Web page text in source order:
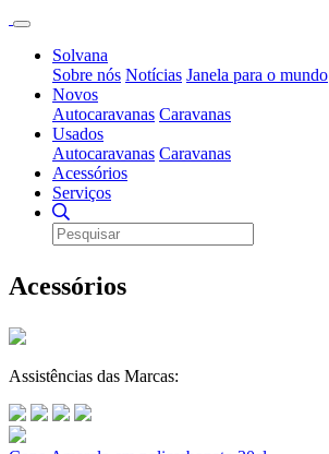
Solvana
Sobre nós Notícias Janela para o mundo
Novos
Autocaravanas Caravanas
Usados
Autocaravanas Caravanas
Acessórios
Serviços
Acessórios
Assistências das Marcas: